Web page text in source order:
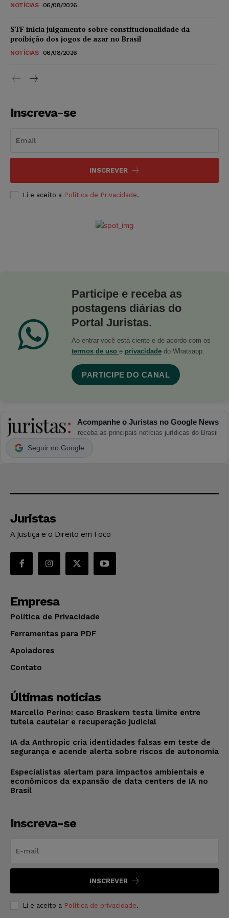
NOTÍCIAS 06/08/2026
STF inicia julgamento sobre constitucionalidade da
proibição dos jogos de azar no Brasil
NOTÍCIAS 06/08/2026
Inscreva-se
INSCREVER
Li e aceito a Política de Privacidade.
Participe e receba as
postagens diárias do
Portal Juristas.
Ao entrar você está ciente e de acordo com os
termos de uso e privacidade do Whatsapp.
PARTICIPE DO CANAL
Acompanhe o Juristas no Google News
receba as principais notícias jurídicas do Brasil
Seguir no Google
Juristas
A Justiça e o Direito em Foco
Empresa
Política de Privacidade
Ferramentas para PDF
Apoiadores
Contato
Últimas notícias
Marcello Perino: caso Braskem testa limite entre
tutela cautelar e recuperação judicial
IA da Anthropic cria identidades falsas em teste de
segurança e acende alerta sobre riscos de autonomia
Especialistas alertam para impactos ambientais e
econômicos da expansão de data centers de IA no
Brasil
Inscreva-se
INSCREVER
Li e aceito a Política de privacidade.